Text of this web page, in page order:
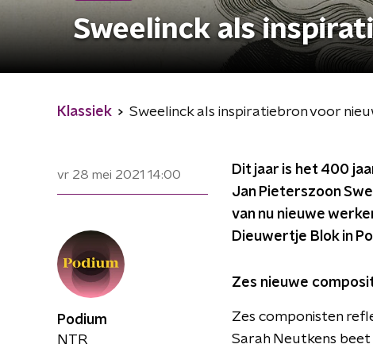
Sweelinck als
Klassiek Sweelinck als inspiratiebron voor
vr 28 mei 2021 14:00
Dit jaar is het 400
Jan Pieterszoon
van nu nieuwe
Dieuwertje Blok in
Zes nieuwe
Zes componisten
Sarah Neutkens
Podium
NTR